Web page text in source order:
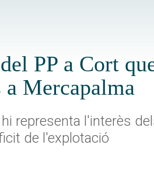
PP a Cort
Mercapalma
representa l'interès
de l'explotació